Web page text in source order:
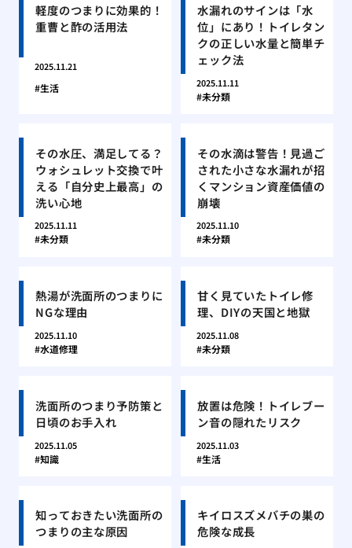
軽度のつまりに効果的！
重曹と酢の活用法
2025.11.21
生活
水漏れのサインは「水
位」にあり！トイレタン
クの正しい水量と簡単チ
ェック法
2025.11.11
未分類
その水圧、満足してる？
ウォシュレット交換で叶
える「自分史上最高」の
洗い心地
2025.11.11
未分類
その水滴は警告！見過ご
された小さな水漏れが招
くマンション資産価値の
崩壊
2025.11.10
未分類
熱湯が洗面所のつまりに
NGな理由
2025.11.10
水道修理
甘く見ていたトイレ修
理、DIYの天国と地獄
2025.11.08
未分類
洗面所のつまり予防策と
日頃のお手入れ
2025.11.05
知識
放置は危険！トイレブー
ン音の隠れたリスク
2025.11.03
生活
知っておきたい洗面所の
つまりの主な原因
キイロスズメバチの巣の
危険な成長